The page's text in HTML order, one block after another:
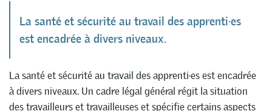
La santé et sécurité au travail des apprenti·es
est encadrée à divers niveaux.
La santé et sécurité au travail des apprenti·es est encadrée
à divers niveaux. Un cadre légal général régit la situation
des travailleurs et travailleuses et spécifie certains aspects